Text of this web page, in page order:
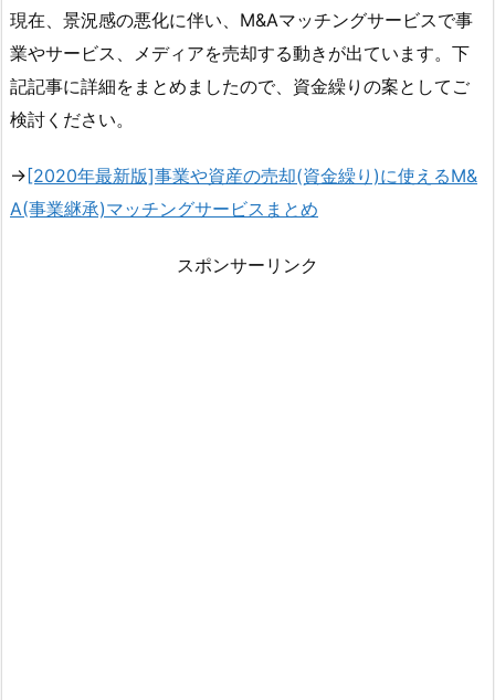
現在、景況感の悪化に伴い、M&Aマッチングサービスで事
業やサービス、メディアを売却する動きが出ています。下
記記事に詳細をまとめましたので、資金繰りの案としてご
検討ください。
→[2020年最新版]事業や資産の売却(資金繰り)に使えるM&
A(事業継承)マッチングサービスまとめ
スポンサーリンク